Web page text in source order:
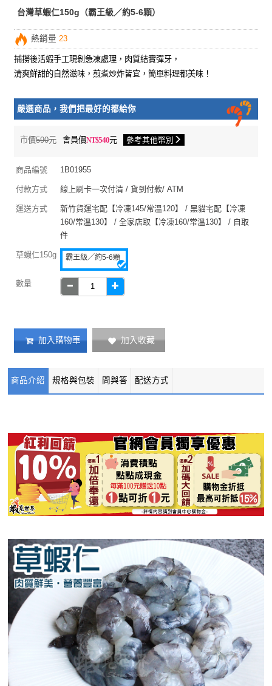
台灣草蝦仁150g（霸王級／約5-6顆）
熱銷量23
捕撈後活蝦手工現剝急凍處理，肉質結實彈牙，
清爽鮮甜的自然滋味，煎煮炒炸皆宜，簡單料理都美味！
嚴選商品，我們把最好的都給你
市價590元 會員價 540元 參考其他幣別
商品編號 1B01955
付款方式 線上刷卡一次付清 / 貨到付款/ ATM
運送方式
新竹貨運宅配【冷凍145/常溫120】 / 黑貓宅配【冷凍
160/常溫130】 / 全家店取【冷凍160/常溫130】 / 自取
件
草蝦仁150g 霸王級／約5-6顆
數量
加入購物車 加入收藏
商品介紹 規格與包裝 問與答 配送方式